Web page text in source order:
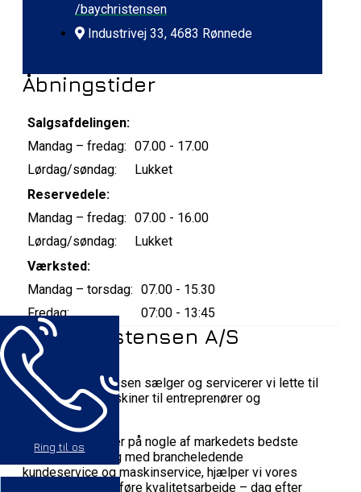
Ring til os
/baychristensen
Industrivej 33, 4683 Rønnede
Åbningstider
Salgsafdelingen:
Mandag – fredag: 07.00 - 17.00
Lørdag/søndag:
Lukket
Reservedele:
Mandag – fredag: 07.00 - 16.00
Lørdag/søndag:
Lukket
Værksted:
Mandag – torsdag: 07.00 - 15.30
Fredag:
07:00 - 13:45
Bay Christensen A/S
Hos Bay Christensen sælger og servicerer vi lette til
mellemstore maskiner til entreprenører og
anlægsgartnere.
Gennem agenturer på nogle af markedets bedste
maskinbrands, og med brancheledende
kundeservice og maskinservice, hjælper vi vores
kunder med at udføre kvalitetsarbejde – dag efter